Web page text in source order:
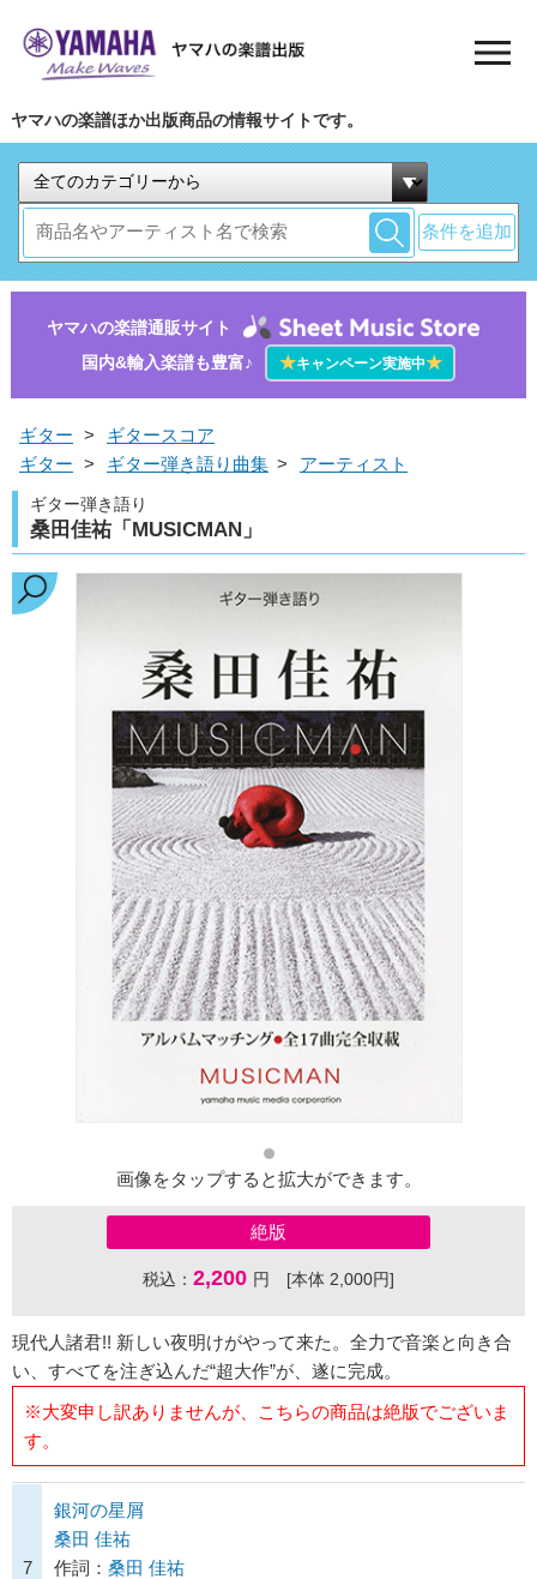
ヤマハの楽譜ほか出版商品の情報サイトです。
条件を追加
ヤマハの楽譜通販サイト
国内&輸入楽譜も豊富♪
★キャンペーン実施中★
ギター >
ギタースコア
ギター > ギター弾き語り曲集 > アーティスト
ギター弾き語り
桑田佳祐「MUSICMAN」
画像をタップすると拡大ができます。
絶版
税込： 2,200 円 [本体 2,000円]
現代人諸君!! 新しい夜明けがやって来た。全力で音楽と向き合
い、すべてを注ぎ込んだ“超大作”が、遂に完成。
※大変申し訳ありませんが、こちらの商品は絶版でございま
す。
7
銀河の星屑
桑田 佳祐
作詞： 桑田 佳祐